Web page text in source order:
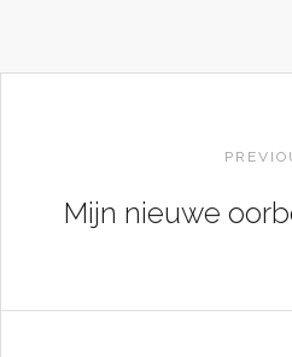
Mijn nieuwe